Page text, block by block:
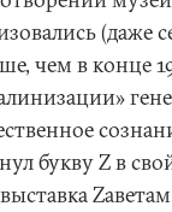
(даже
чем в конце
букву Z в